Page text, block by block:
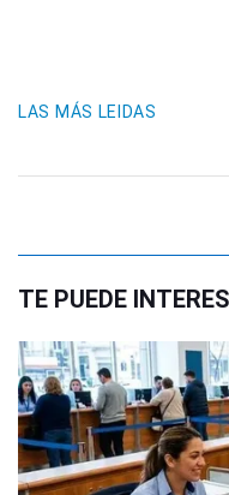
LAS MÁS LEIDAS
TE PUEDE